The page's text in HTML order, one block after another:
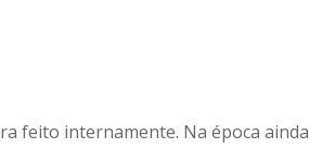
feito internamente. Na época ainda